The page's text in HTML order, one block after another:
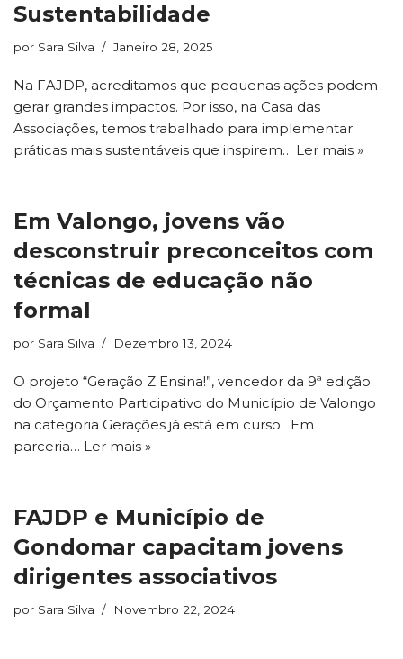
Sustentabilidade
por Sara Silva Janeiro 28, 2025
Na FAJDP, acreditamos que pequenas ações podem
gerar grandes impactos. Por isso, na Casa das
Associações, temos trabalhado para implementar
práticas mais sustentáveis que inspirem… Ler mais »
Em Valongo, jovens vão
desconstruir preconceitos com
técnicas de educação não
formal
por Sara Silva Dezembro 13, 2024
O projeto “Geração Z Ensina!”, vencedor da 9ª edição
do Orçamento Participativo do Município de Valongo
na categoria Gerações já está em curso. Em
parceria… Ler mais »
FAJDP e Município de
Gondomar capacitam jovens
dirigentes associativos
por Sara Silva Novembro 22, 2024